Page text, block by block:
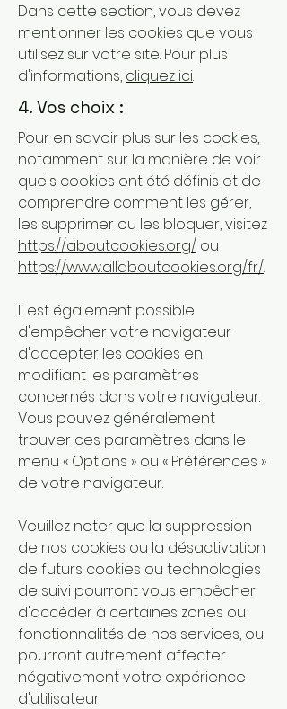
Dans cette section, vous devez
mentionner les cookies que vous
utilisez sur votre site. Pour plus
d'informations, cliquez ici.
4. Vos choix :
Pour en savoir plus sur les cookies,
notamment sur la manière de voir
quels cookies ont été définis et de
comprendre comment les gérer,
les supprimer ou les bloquer, visitez
https://aboutcookies.org/ ou
https://www.allaboutcookies.org/fr/.
Il est également possible
d'empêcher votre navigateur
d'accepter les cookies en
modifiant les paramètres
concernés dans votre navigateur.
Vous pouvez généralement
trouver ces paramètres dans le
menu « Options » ou « Préférences »
de votre navigateur.
Veuillez noter que la suppression
de nos cookies ou la désactivation
de futurs cookies ou technologies
de suivi pourront vous empêcher
d'accéder à certaines zones ou
fonctionnalités de nos services, ou
pourront autrement affecter
négativement votre expérience
d'utilisateur.